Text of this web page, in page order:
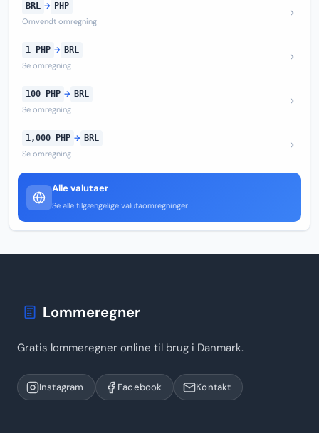
BRL → PHP
Omvendt omregning
1 PHP → BRL
Se omregning
100 PHP → BRL
Se omregning
1,000 PHP → BRL
Se omregning
Alle valutaer
Se alle tilgængelige valutaomregninger
Lommeregner
Gratis lommeregner online til brug i Danmark.
Instagram Facebook Kontakt